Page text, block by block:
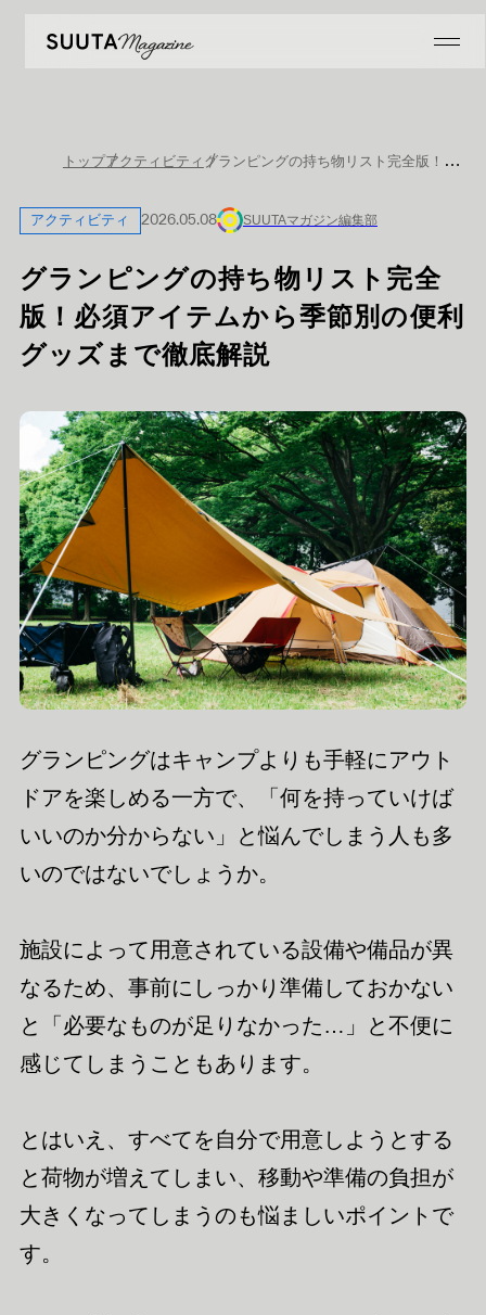
トップアクティビティ グランピングの持ち物リスト完全版！必須アイテムから季節別の便利グッズまで徹底解説
アクティビティ 2026.05.08 SUUTAマガジン編集部
グランピングの持ち物リスト完全
版！必須アイテムから季節別の便利
グッズまで徹底解説
グランピングはキャンプよりも手軽にアウト
ドアを楽しめる一方で、「何を持っていけば
いいのか分からない」と悩んでしまう人も多
いのではないでしょうか。
施設によって用意されている設備や備品が異
なるため、事前にしっかり準備しておかない
と「必要なものが足りなかった…」と不便に
感じてしまうこともあります。
とはいえ、すべてを自分で用意しようとする
と荷物が増えてしまい、移動や準備の負担が
大きくなってしまうのも悩ましいポイントで
す。